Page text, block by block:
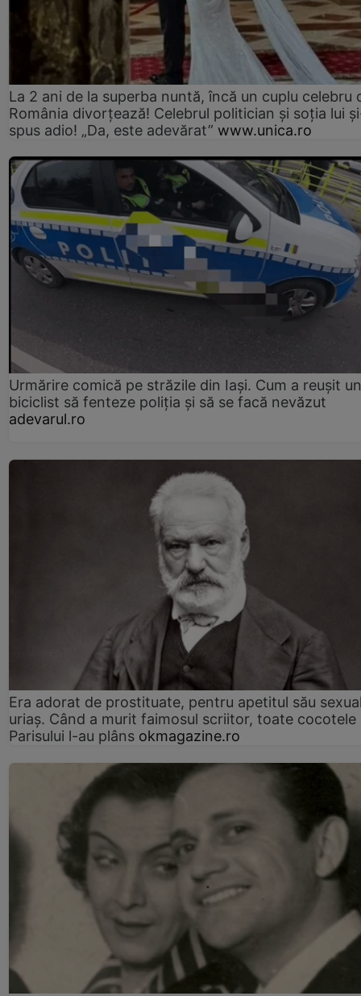
La 2 ani de la superba nuntă, încă un cuplu celebru
România divorțează! Celebrul politician și soția lui
spus adio! „Da, este adevărat” www.unica.ro
Urmărire comică pe străzile din Iași. Cum a reușit un
biciclist să fenteze poliția și să se facă nevăzut
adevarul.ro
Era adorat de prostituate, pentru apetitul său
uriaș. Când a murit faimosul scriitor, toate cocotele
Parisului l-au plâns okmagazine.ro